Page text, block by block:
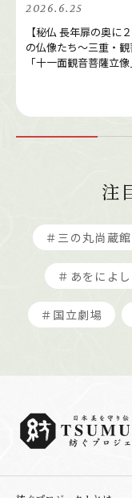
2026.6.25
【秘仏 長年扉の奥に
の仏像たち～三重・
「十一面観音菩薩立
注
＃三の丸尚蔵館
＃あをによ
＃国立劇場